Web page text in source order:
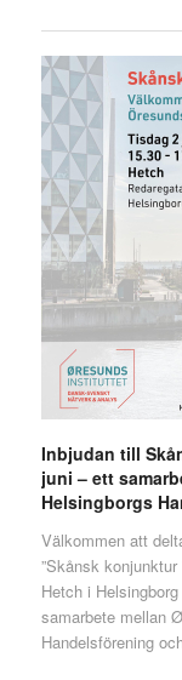
Inbjudan till
juni – ett
Helsingborgs
Välkommen att
”Skånsk
Hetch i
samarbete mellan
Handelsförening